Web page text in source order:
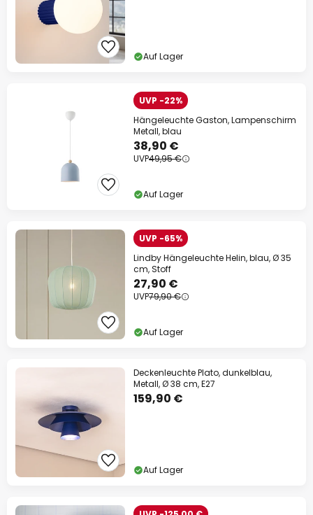
Auf Lager
UVP -22%
Hängeleuchte Gaston, Lampenschirm
Metall, blau
38,90 €
UVP49,95 €
Auf Lager
UVP -65%
Lindby Hängeleuchte Helin, blau, Ø 35
cm, Stoff
27,90 €
UVP79,90 €
Auf Lager
Deckenleuchte Plato, dunkelblau,
Metall, Ø 38 cm, E27
159,90 €
Auf Lager